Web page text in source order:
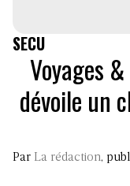
SECU
Voyages
dévoile un
Par La rédaction,